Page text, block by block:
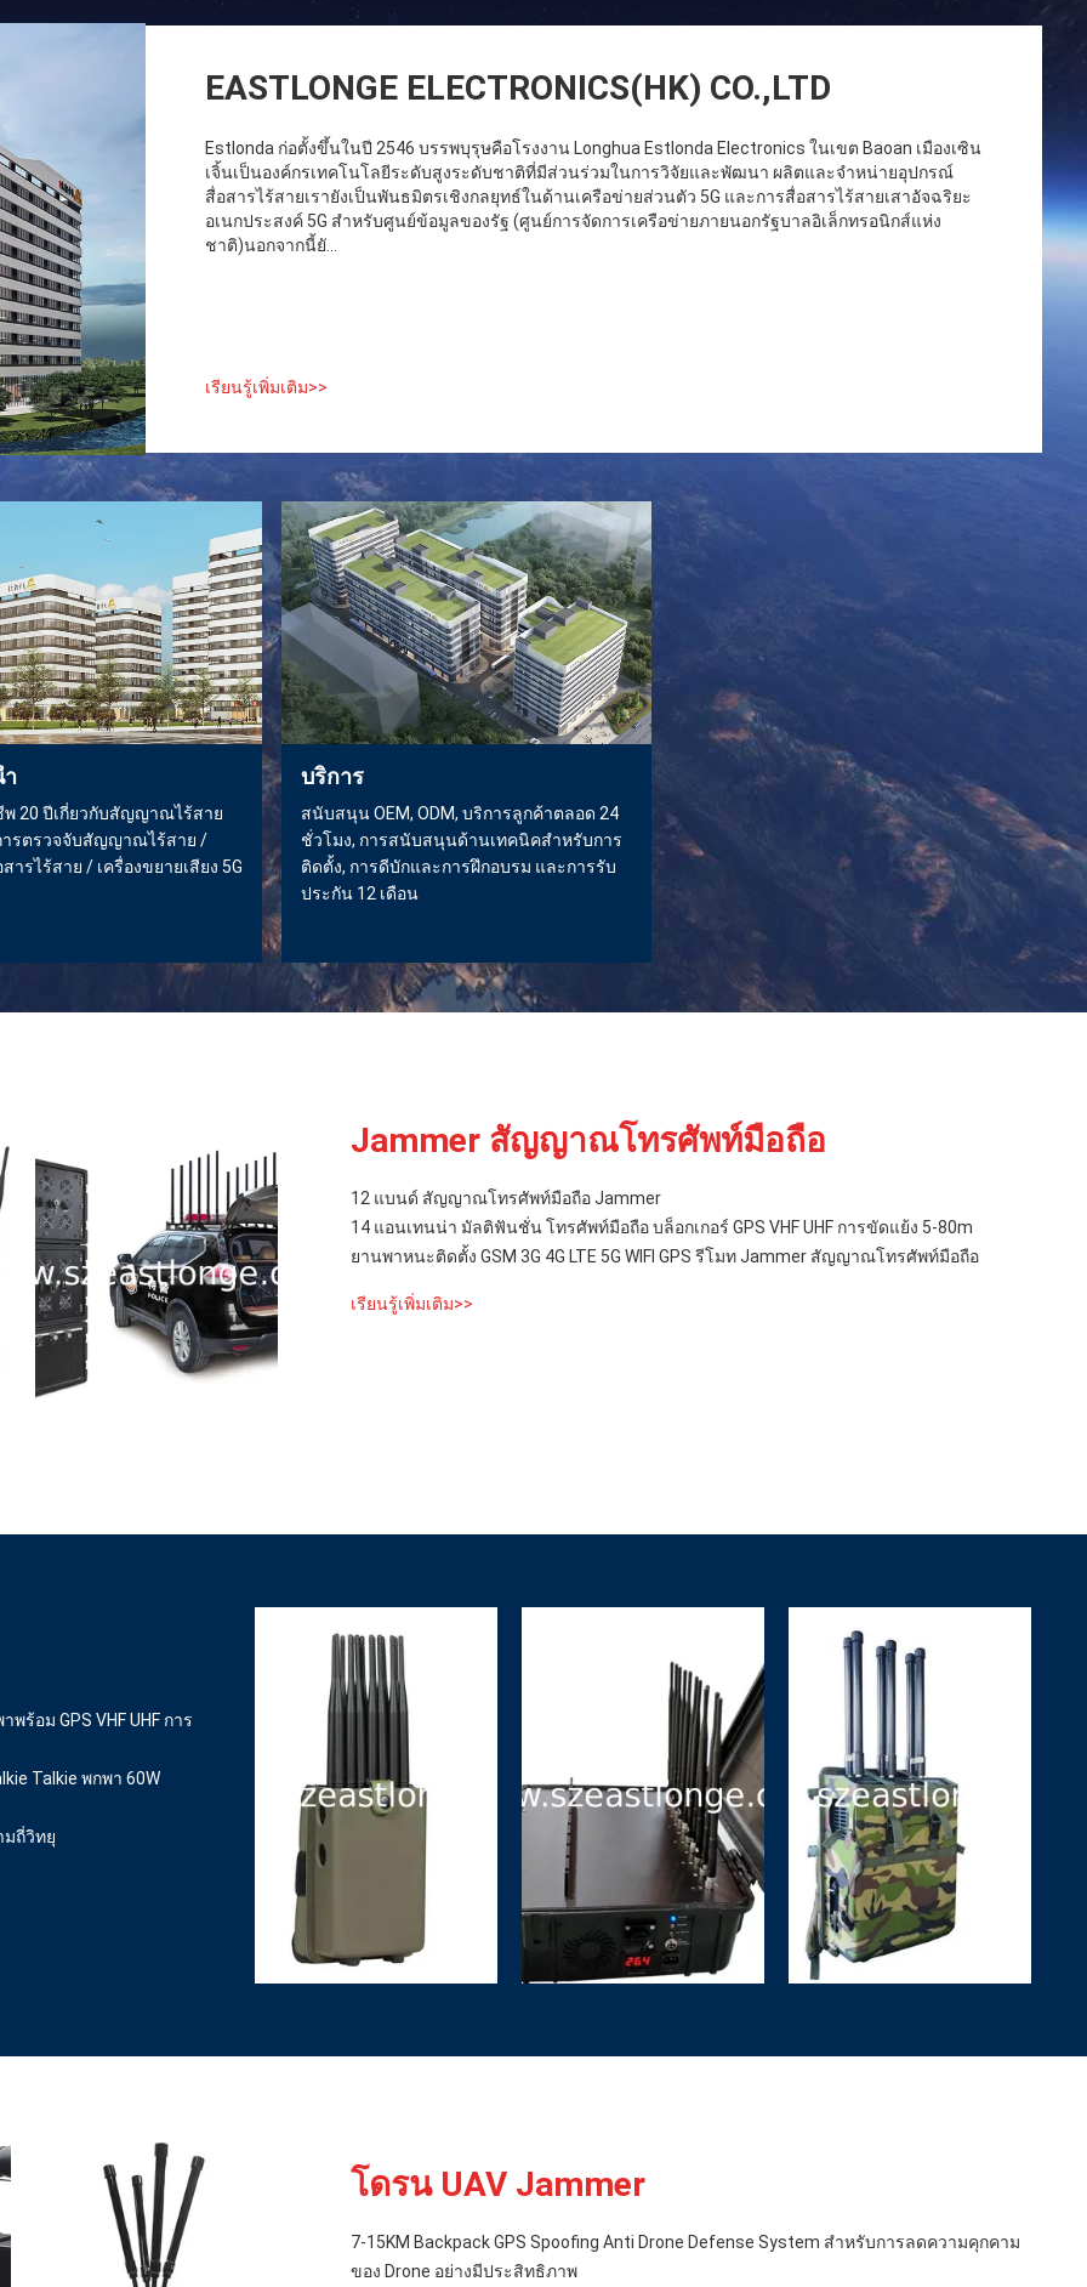
EASTLONGE ELECTRONICS(HK) CO.,LTD
Estlonda ก่อตั้งขึ้นในปี 2546 บรรพบุรุษคือโรงงาน Longhua Estlonda Electronics ในเขต Baoan เมืองเซิน
เจิ้นเป็นองค์กรเทคโนโลยีระดับสูงระดับชาติที่มีส่วนร่วมในการวิจัยและพัฒนา ผลิตและจำหน่ายอุปกรณ์
สื่อสารไร้สายเรายังเป็นพันธมิตรเชิงกลยุทธ์ในด้านเครือข่ายส่วนตัว 5G และการสื่อสารไร้สายเสาอัจฉริยะ
อเนกประสงค์ 5G สำหรับศูนย์ข้อมูลของรัฐ (ศูนย์การจัดการเครือข่ายภายนอกรัฐบาลอิเล็กทรอนิกส์แห่ง
ชาติ)นอกจากนี้ยั...
เรียนรู้เพิ่มเติม>>
20 ปีเกี่ยวกับสัญญาณไร้สาย
ารตรวจจับสัญญาณไร้สาย /
ารไร้สาย / เครื่องขยายเสียง 5G
บริการ
สนับสนุน OEM, ODM, บริการลูกค้าตลอด 24
ชั่วโมง, การสนับสนุนด้านเทคนิคสำหรับการ
ติดตั้ง, การดีบักและการฝึกอบรม และการรับ
ประกัน 12 เดือน
Jammer สัญญาณโทรศัพท์มือถือ
12 แบนด์ สัญญาณโทรศัพท์มือถือ Jammer
14 แอนเทนน่า มัลติฟันชั่น โทรศัพท์มือถือ บล็อกเกอร์ GPS VHF UHF การขัดแย้ง 5-80m
ยานพาหนะติดตั้ง GSM 3G 4G LTE 5G WIFI GPS รีโมท Jammer สัญญาณโทรศัพท์มือถือ
เรียนรู้เพิ่มเติม>>
ร้อม GPS VHF UHF การ
Talkie พกพา 60W
มถี่วิทยุ
โดรน UAV Jammer
7-15KM Backpack GPS Spoofing Anti Drone Defense System สําหรับการลดความคุกคาม
ของ Drone อย่างมีประสิทธิภาพ